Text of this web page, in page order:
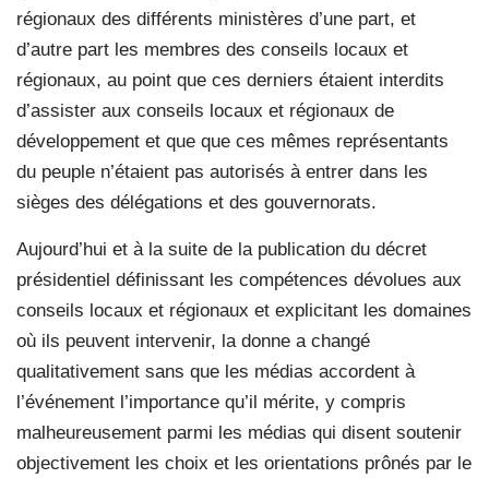
régionaux des différents ministères d’une part, et
d’autre part les membres des conseils locaux et
régionaux, au point que ces derniers étaient interdits
d’assister aux conseils locaux et régionaux de
développement et que que ces mêmes représentants
du peuple n’étaient pas autorisés à entrer dans les
sièges des délégations et des gouvernorats.
Aujourd’hui et à la suite de la publication du décret
présidentiel définissant les compétences dévolues aux
conseils locaux et régionaux et explicitant les domaines
où ils peuvent intervenir, la donne a changé
qualitativement sans que les médias accordent à
l’événement l’importance qu’il mérite, y compris
malheureusement parmi les médias qui disent soutenir
objectivement les choix et les orientations prônés par le